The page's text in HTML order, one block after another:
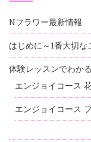
Nフラワー最新情報
はじめに～1番大切
体験レッスンでわか
エンジョイコース
エンジョイコース